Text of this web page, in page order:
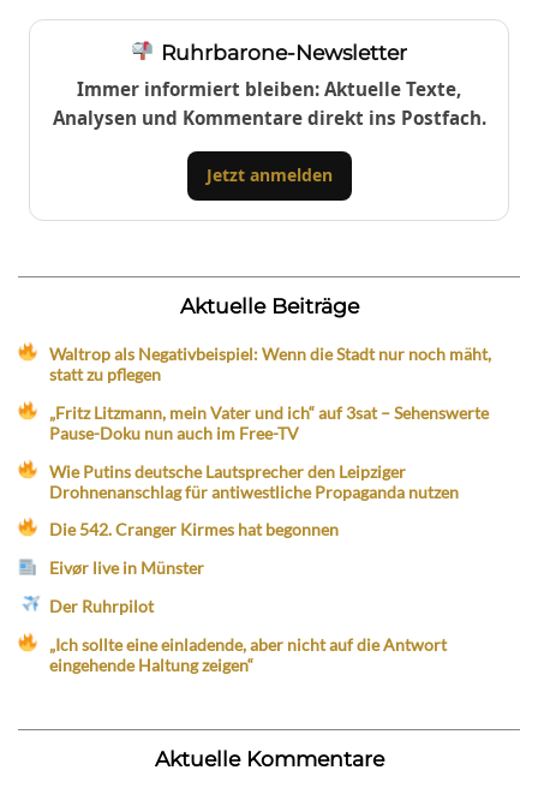
Ruhrbarone-Newsletter
Immer informiert bleiben: Aktuelle Texte,
Analysen und Kommentare direkt ins Postfach.
Jetzt anmelden
Aktuelle Beiträge
Waltrop als Negativbeispiel: Wenn die Stadt nur noch mäht,
statt zu pflegen
„Fritz Litzmann, mein Vater und ich“ auf 3sat – Sehenswerte
Pause-Doku nun auch im Free-TV
Wie Putins deutsche Lautsprecher den Leipziger
Drohnenanschlag für antiwestliche Propaganda nutzen
Die 542. Cranger Kirmes hat begonnen
Eivør live in Münster
Der Ruhrpilot
„Ich sollte eine einladende, aber nicht auf die Antwort
eingehende Haltung zeigen“
Aktuelle Kommentare